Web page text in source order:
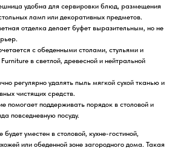
удобна для сервировки блюд, размещения
ламп или декоративных предметов.
отделка делает буфет выразительным, но не
с обеденными столами, стульями и
в светлой, древесной и нейтральной
регулярно удалять пыль мягкой сухой тканью и
чистящих средств.
помогает поддерживать порядок в столовой и
повседневную посуду.
уместен в столовой, кухне-гостиной,
или обеденной зоне загородного дома. Такая